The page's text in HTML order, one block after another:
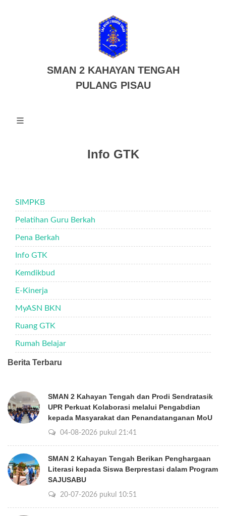
SMAN 2 KAHAYAN TENGAH
PULANG PISAU
Info GTK
SIMPKB
Pelatihan Guru Berkah
Pena Berkah
Info GTK
Kemdikbud
E-Kinerja
MyASN BKN
Ruang GTK
Rumah Belajar
Berita Terbaru
SMAN 2 Kahayan Tengah dan Prodi Sendratasik
UPR Perkuat Kolaborasi melalui Pengabdian
kepada Masyarakat dan Penandatanganan MoU
04-08-2026 pukul 21:41
SMAN 2 Kahayan Tengah Berikan Penghargaan
Literasi kepada Siswa Berprestasi dalam Program
SAJUSABU
20-07-2026 pukul 10:51